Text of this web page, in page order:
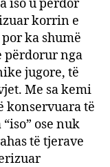
iso u përdor
korrin e
ka shumë
përdorur nga
jugore, të
Me sa kemi
konservuara të
ose nuk
të tjerave